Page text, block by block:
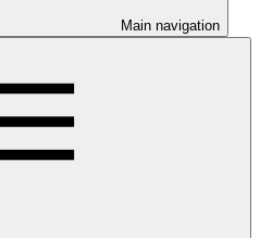
Main navigation